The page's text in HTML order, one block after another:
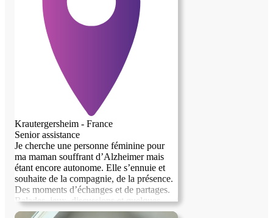
Krautergersheim - France
Senior assistance
Je cherche une personne féminine pour
ma maman souffrant d’Alzheimer mais
étant encore autonome. Elle s’ennuie et
souhaite de la compagnie, de la présence.
Des moments d’échanges et de partages.
Balades, jeux, discussions et quelques
repas ensemble.